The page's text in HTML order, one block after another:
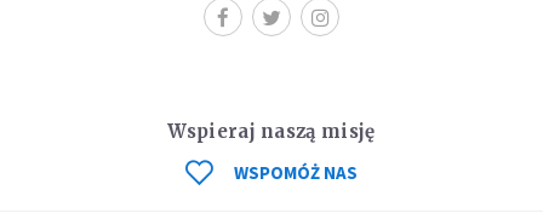
Wspieraj naszą misję
WSPOMÓŻ NAS